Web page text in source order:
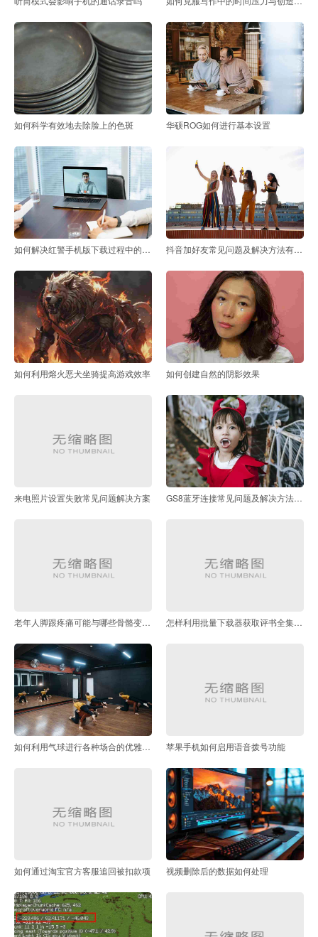
如何科学有效地去除脸上的色斑 华硕ROG如何进行基本设置
如何解决红警手机版下载过程中的常见问题 抖音加好友常见问题及解决方法有哪些
如何利用熔火恶犬坐骑提高游戏效率 如何创建自然的阴影效果
来电照片设置失败常见问题解决方案 GS8蓝牙连接常见问题及解决方法有哪些
老年人脚跟疼痛可能与哪些骨骼变化有关 怎样利用批量下载器获取评书全集并传输到手机
如何利用气球进行各种场合的优雅装饰 苹果手机如何启用语音拨号功能
如何通过淘宝官方客服追回被扣款项 视频删除后的数据如何处理